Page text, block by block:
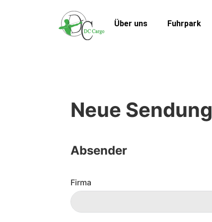
Über uns Fuhrpark
Neue Sendung
Absender
Firma